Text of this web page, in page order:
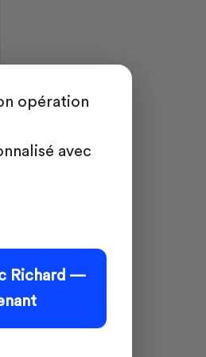
opération
avec
Richard —